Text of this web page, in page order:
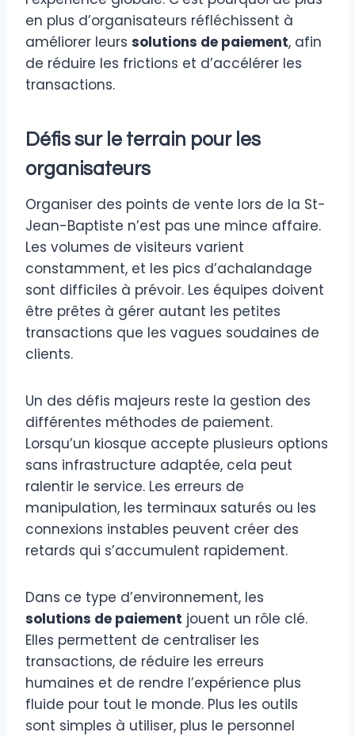
en plus d’organisateurs réfléchissent à
améliorer leurs solutions de paiement, afin
de réduire les frictions et d’accélérer les
transactions.
Défis sur le terrain pour les
organisateurs
Organiser des points de vente lors de la St-
Jean-Baptiste n’est pas une mince affaire.
Les volumes de visiteurs varient
constamment, et les pics d’achalandage
sont difficiles à prévoir. Les équipes doivent
être prêtes à gérer autant les petites
transactions que les vagues soudaines de
clients.
Un des défis majeurs reste la gestion des
différentes méthodes de paiement.
Lorsqu’un kiosque accepte plusieurs options
sans infrastructure adaptée, cela peut
ralentir le service. Les erreurs de
manipulation, les terminaux saturés ou les
connexions instables peuvent créer des
retards qui s’accumulent rapidement.
Dans ce type d’environnement, les
solutions de paiement jouent un rôle clé.
Elles permettent de centraliser les
transactions, de réduire les erreurs
humaines et de rendre l’expérience plus
fluide pour tout le monde. Plus les outils
sont simples à utiliser, plus le personnel